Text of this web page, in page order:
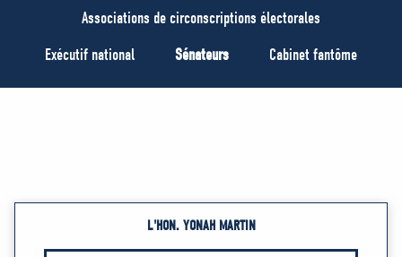
MÉDIAS
BÉNÉVOLE
Associations de circonscriptions électorales
Exécutif national
Sénateurs Cabinet fantôme
L'HON. YONAH MARTIN